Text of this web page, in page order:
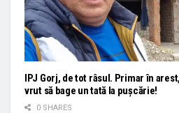
IPJ Gorj, de tot râsul. Primar în
vrut să bage un tată la pușcărie!
0 SHARES